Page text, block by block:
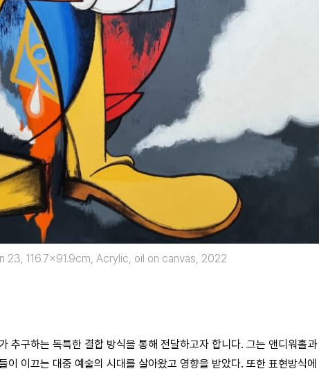
23, 116.7×91.9cm, Acrylic, oil on canvas, 2022
추구하는 독특한 결합 방식을 통해 전달하고자 합니다. 그는 앤디워홀과
이 이끄는 대중 예술의 시대를 살아왔고 영향을 받았다. 또한 표현방식에